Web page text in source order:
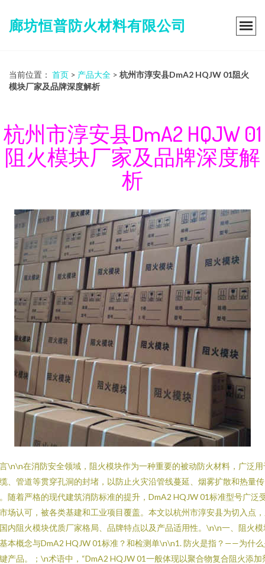
廊坊恒普防火材料有限公司
当前位置： 首页 > 产品大全 > 杭州市淳安县DmA2 HQJW 01阻火
模块厂家及品牌深度解析
杭州市淳安县DmA2 HQJW 01
阻火模块厂家及品牌深度解
析
\n\n在消防安全领域，阻火模块作为一种重要的被动防火材料，广泛用
、管道等贯穿孔洞的封堵，以防止火灾沿管线蔓延、烟雾扩散和热量传
随着严格的现代建筑消防标准的提升，DmA2 HQJW 01标准型号广泛
场认可，被各类基建和工业项目覆盖。本文以杭州市淳安县为切入点
内阻火模块优质厂家格局、品牌特点以及产品适用性。\n\n一、阻火模
本概念与DmA2 HQJW 01标准？和检测单\n\n1. 防火是指？——为什
产品。；\n术语中，“DmA2 HQJW 01一般体现以聚合物复合阻火添加